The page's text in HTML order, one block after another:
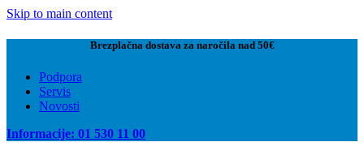
Skip to main content
Brezplačna dostava za naročila nad 50€
Podpora
Servis
Novosti
Informacije: 01 530 11 00